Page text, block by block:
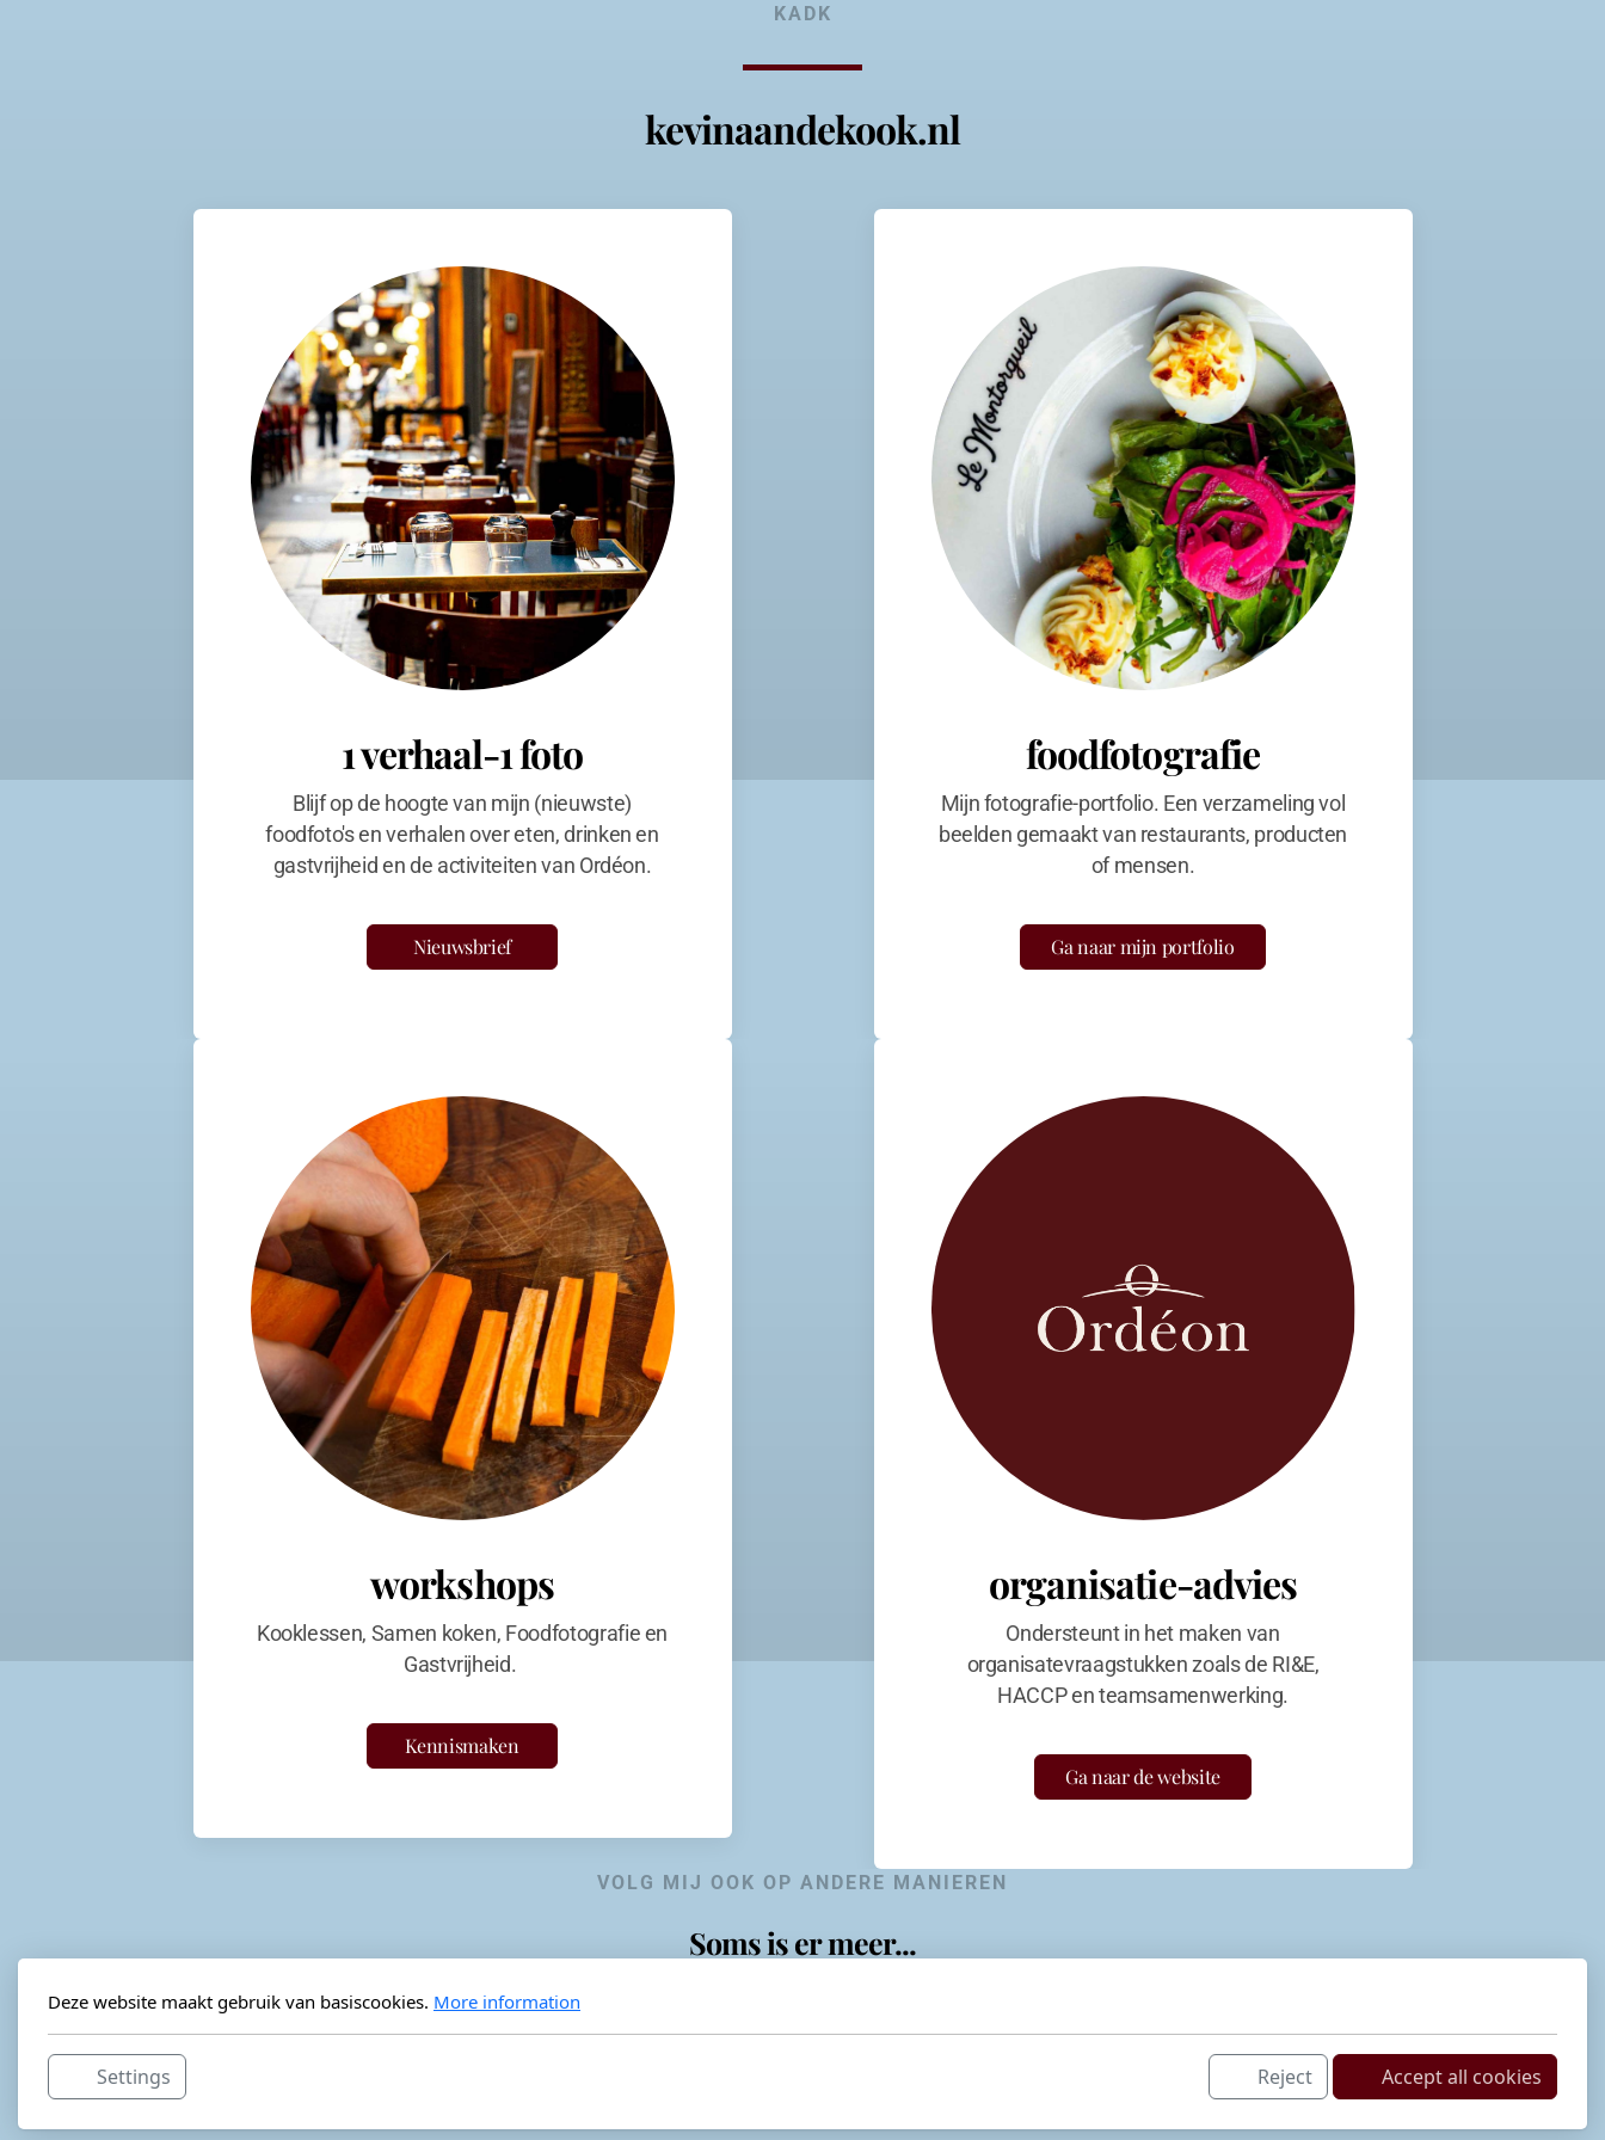
KADK
kevinaandekook.nl
1 verhaal-1 foto
Blijf op de hoogte van mijn (nieuwste)
foodfoto's en verhalen over eten, drinken en
gastvrijheid en de activiteiten van Ordéon.
Nieuwsbrief
foodfotografie
Mijn fotografie-portfolio. Een verzameling vol
beelden gemaakt van restaurants, producten
of mensen.
Ga naar mijn portfolio
workshops
Kooklessen, Samen koken, Foodfotografie en
Gastvrijheid.
Kennismaken
organisatie-advies
Ondersteunt in het maken van
organisatevraagstukken zoals de RI&E,
HACCP en teamsamenwerking.
Ga naar de website
VOLG MIJ OOK OP ANDERE MANIEREN
Soms is er meer...
Deze website maakt gebruik van basiscookies. More information
Settings Reject Accept all cookies